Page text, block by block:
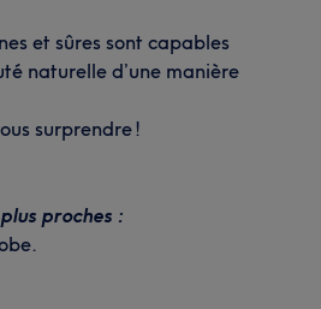
et sûres sont capables
naturelle d’une manière
surprendre !
proches :